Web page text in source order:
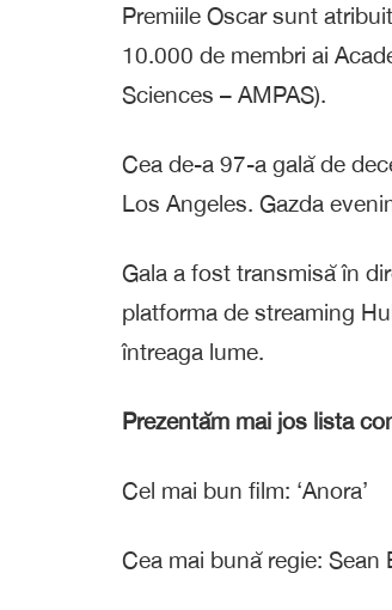
Premiile Oscar sunt
10.000 de membri ai
Sciences – AMPAS).
Cea de-a 97-a gală de
Los Angeles. Gazda
Gala a fost transmisă în
platforma de streaming
întreaga lume.
Prezentăm mai jos lista
Cel mai bun film: ‘Anora’
Cea mai bună regie: Sean